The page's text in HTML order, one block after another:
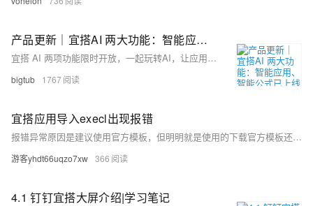
产品更新｜宜搭AI 两大功能：智能应用、智能公式已上线
宜搭 AI 两项功能限时开放，一起玩转AI，让应用开发更简单。
bigtub 1767
宜搭应用导入execl出现报错
报错异常原因是建议使用官方模板，但明明就是使用的下载官方模板还是报错？是什么原因？
游客yhdt66uqzo7xw 366
4.1 钉钉宜搭大屏介绍|学习笔记